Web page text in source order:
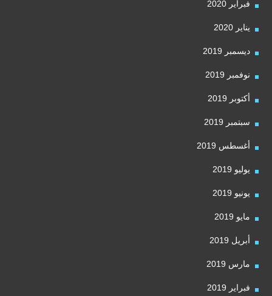
فبراير 2020
يناير 2020
ديسمبر 2019
نوفمبر 2019
أكتوبر 2019
سبتمبر 2019
أغسطس 2019
يوليو 2019
يونيو 2019
مايو 2019
أبريل 2019
مارس 2019
فبراير 2019